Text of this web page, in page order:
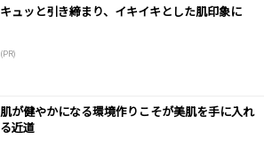
キュッと引き締まり、イキイキとした肌印象に
(PR)
肌が健やかになる環境作りこそが美肌を手に入れ
る近道